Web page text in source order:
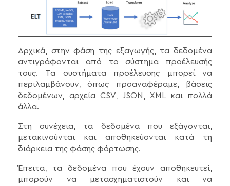
Αρχικά, στην φάση της εξαγωγής, τα δεδομένα
αντιγράφονται από το σύστημα προέλευσής
τους. Τα συστήματα προέλευσης μπορεί να
περιλαμβάνουν, όπως προαναφέραμε, βάσεις
δεδομένων, αρχεία CSV, JSON, XML και πολλά
άλλα.
Στη συνέχεια, τα δεδομένα που εξάγονται,
μετακινούνται και αποθηκεύονται κατά τη
διάρκεια της φάσης φόρτωσης.
Έπειτα, τα δεδομένα που έχουν αποθηκευτεί,
μπορούν να μετασχηματιστούν και να